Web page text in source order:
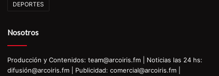
DEPORTES
Nosotros
Producción y Contenidos: team@arcoiris.fm | Noticias las 24 hs:
difusión@arcoiris.fm | Publicidad: comercial@arcoiris.fm |